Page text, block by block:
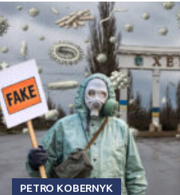
образования в
РФ. Мы сейчас
замещающие
действующих на
Крым”, города
значения
на сайті
заклик
брати
переходити на
недоступний,
розійшлася в ЗМІ.
PETRO KOBERNYK